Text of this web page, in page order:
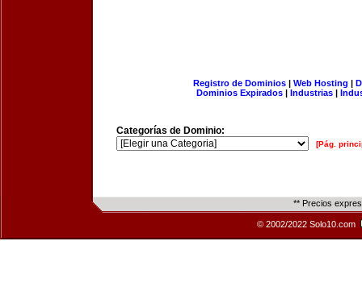
Registro de Dominios| Web Hosting |
Dominios Expirados | Industrias |
Categorías de Dominio:
[Pág.
** Precios
© 2002/2022 Solo10.com